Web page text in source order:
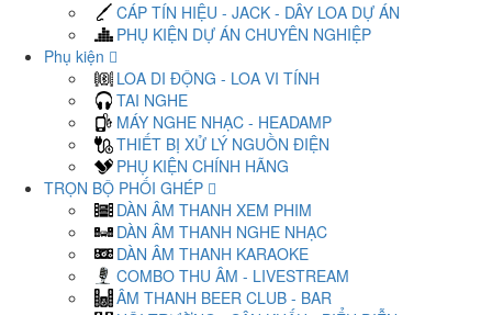
CÁP TÍN HIỆU - JACK - DÂY LOA DỰ ÁN
PHỤ KIỆN DỰ ÁN CHUYÊN NGHIỆP
Phụ kiện
LOA DI ĐỘNG - LOA VI TÍNH
TAI NGHE
MÁY NGHE NHẠC - HEADAMP
THIẾT BỊ XỬ LÝ NGUỒN ĐIỆN
PHỤ KIỆN CHÍNH HÃNG
TRỌN BỘ PHỐI GHÉP
DÀN ÂM THANH XEM PHIM
DÀN ÂM THANH NGHE NHẠC
DÀN ÂM THANH KARAOKE
COMBO THU ÂM - LIVESTREAM
ÂM THANH BEER CLUB - BAR